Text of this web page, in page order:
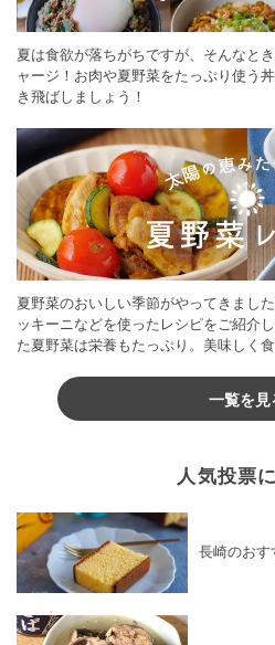
夏は食欲が落ちがちですが、そんなと
ャージ！お肉や夏野菜をたっぷり使う
き飛ばしましょう！
夏野菜のおいしい季節がやってきまし
ッキーニなどを使ったレシピをご紹介
た夏野菜は栄養もたっぷり。美味しく
一覧を見
人気投票
長崎のおす